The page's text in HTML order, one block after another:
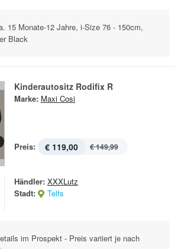
15 Monate-12 Jahre, i-Size 76 - 150cm,
Black
Kinderautositz Rodifix R
Marke: Maxi Cosi
Preis: € 119,00 € 149,99
Händler: XXXLutz
Stadt:
Telfs
im Prospekt - Preis variiert je nach